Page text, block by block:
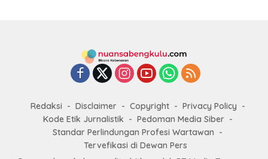
Redaksi Disclaimer Copyright
Privacy Policy
Kode Etik Jurnalistik
Pedoman Media Siber
Standar Perlindungan Profesi Wartawan
Tervefikasi di Dewan Pers